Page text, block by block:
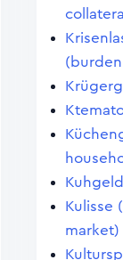
Kulisse
market)